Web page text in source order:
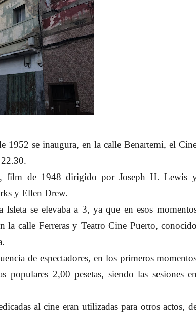
1952 se inaugura, en la calle Benartemi, el
film de 1948 dirigido por Joseph H. Lewis
y Ellen Drew.
se elevaba a 3, ya que en esos
la calle Ferreras y Teatro Cine Puerto, conocido
de espectadores, en los primeros
populares 2,00 pesetas, siendo las sesiones en
al cine eran utilizadas para otros actos,